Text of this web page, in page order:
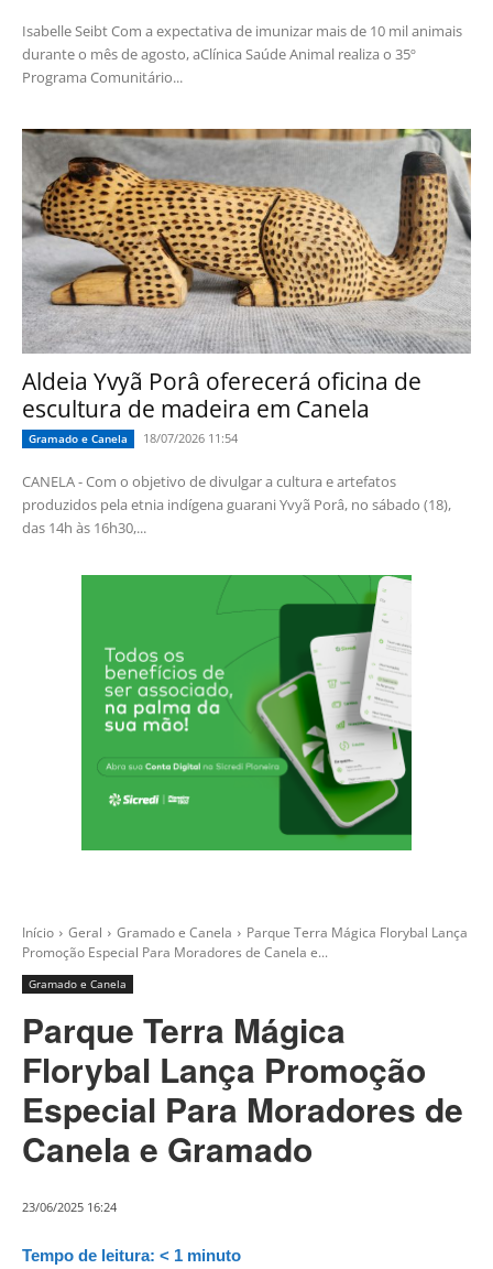
Isabelle Seibt Com a expectativa de imunizar mais de 10 mil animais
durante o mês de agosto, aClínica Saúde Animal realiza o 35º
Programa Comunitário...
Aldeia Yvyã Porâ oferecerá oficina de
escultura de madeira em Canela
Gramado e Canela 18/07/2026 11:54
CANELA - Com o objetivo de divulgar a cultura e artefatos
produzidos pela etnia indígena guarani Yvyã Porâ, no sábado (18),
das 14h às 16h30,...